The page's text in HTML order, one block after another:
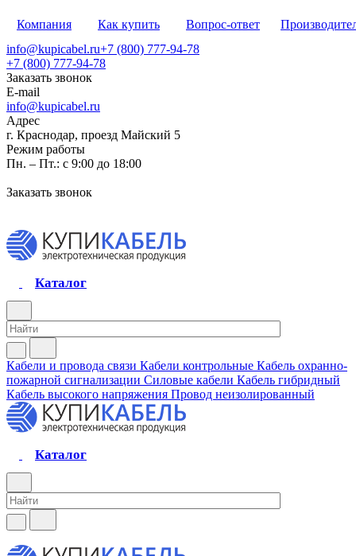
Компания Как купить Вопрос-ответ
info@kupicabel.ru+7 (800) 777-94-78
+7 (800) 777-94-78
Заказать звонок
E-mail
info@kupicabel.ru
Адрес
г. Краснодар, проезд Майский 5
Режим работы
Пн. – Пт.: с 9:00 до 18:00
Заказать звонок
Каталог
Кабели и провода связи Кабели контрольные Кабель охранно-
пожарной сигнализации Силовые кабели Кабель гибридный
Кабель высокого напряжения Провод неизолированный
Каталог